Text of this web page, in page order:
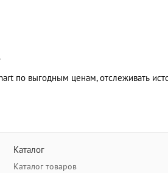
по выгодным ценам, отслеживать
Каталог
Каталог товаров